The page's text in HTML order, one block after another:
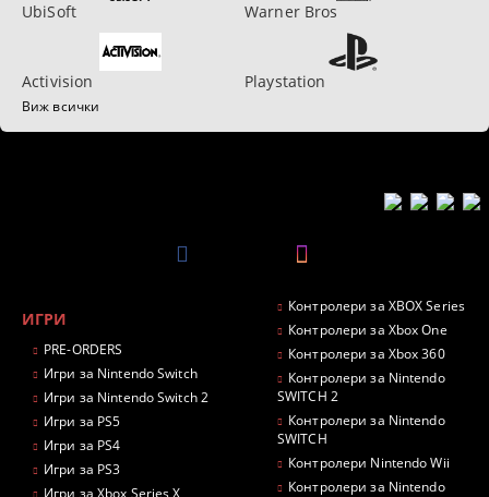
UbiSoft Warner Bros
Activision Playstation
Виж всички
ИГРИ
PRE-ORDERS
Игри за Nintendo Switch
Игри за Nintendo Switch 2
Игри за PS5
Игри за PS4
Игри за PS3
Контролери за XBOX Series
Контролери за Xbox One
Контролери за Xbox 360
Контролери за Nintendo
SWITCH 2
Контролери за Nintendo
SWITCH
Контролери Nintendo Wii
Контролери за Nintendo